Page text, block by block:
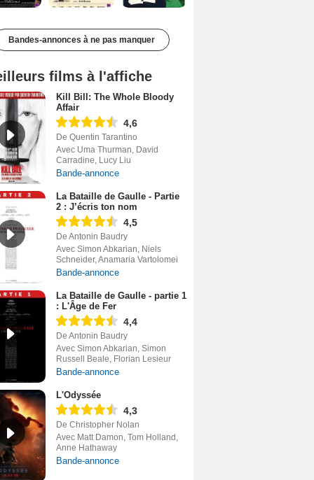
Bandes-annonces à ne pas manquer
films à l'affiche
Kill Bill: The Whole Bloody
Affair
4,6
De Quentin Tarantino
Avec Uma Thurman, David
Carradine, Lucy Liu
Bande-annonce
La Bataille de Gaulle - Partie
2 : J’écris ton nom
4,5
De Antonin Baudry
Avec Simon Abkarian, Niels
Schneider, Anamaria Vartolomei
Bande-annonce
La Bataille de Gaulle - partie 1
: L'Âge de Fer
4,4
De Antonin Baudry
Avec Simon Abkarian, Simon
Russell Beale, Florian Lesieur
Bande-annonce
L'Odyssée
4,3
De Christopher Nolan
Avec Matt Damon, Tom Holland,
Anne Hathaway
Bande-annonce